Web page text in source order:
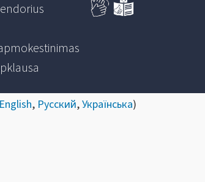
English, Русский,Українська)